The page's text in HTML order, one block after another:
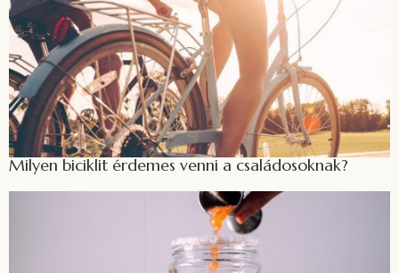
Milyen biciklit érdemes venni a családosoknak?